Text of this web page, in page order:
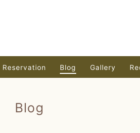
Reservation Blog Gallery
Blog